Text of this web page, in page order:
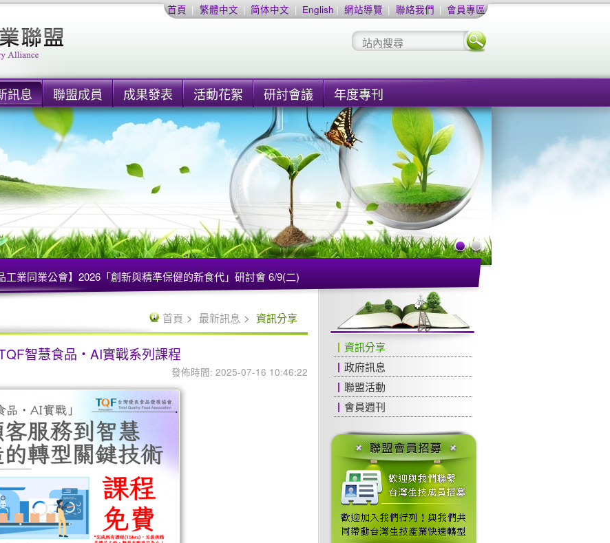
首頁 | 繁體中文 | 简体中文 | English | 網站導覽 | 聯絡我們 | 會員專區
訊息 聯盟成員 成果發表 活動花絮 研討會議 年度專刊
工業同業公會】2026「創新與精準保健的新食代」研討會 6/9(二)
首頁 最新訊息 資訊分享
智慧食品・AI實戰系列課程
發佈時間: 2025-07-16 10:46:22
資訊分享
政府訊息
聯盟活動
會員週刊